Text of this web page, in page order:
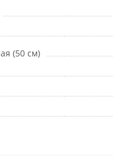
(50 см)